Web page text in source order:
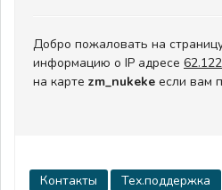
Добро пожаловать на
информацию о IP адресе
на карте zm_nukeke если вам
Контакты Тех.поддержка